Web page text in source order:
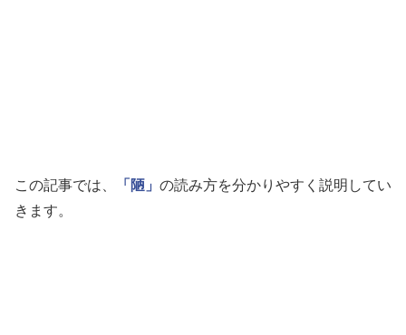
この記事では、 「陋」 の読み方を分かりやすく説明してい
きます。